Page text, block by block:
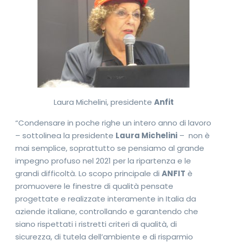
Laura Michelini, presidente Anfit
“Condensare in poche righe un intero anno di lavoro
– sottolinea la presidente Laura Michelini – non è
mai semplice, soprattutto se pensiamo al grande
impegno profuso nel 2021 per la ripartenza e le
grandi difficoltà. Lo scopo principale di ANFIT è
promuovere le finestre di qualità pensate
progettate e realizzate interamente in Italia da
aziende italiane, controllando e garantendo che
siano rispettati i ristretti criteri di qualità, di
sicurezza, di tutela dell’ambiente e di risparmio